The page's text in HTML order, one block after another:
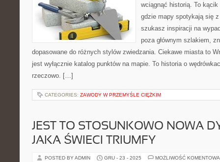
wciągnąć historią. To
gdzie mapy spotykają się
szukasz inspiracji na
poza głównym szlakiem,
dopasowane do różnych stylów zwiedzania. Ciekawe miasta to
jest wyłącznie katalog punktów na mapie. To historia o
rzeczowo. […]
CATEGORIES: ZAWODY W PRZEMYŚLE CIĘŻKIM
JEST TO STOSUNKOWO NOWA
JAKA ŚWIECI TRIUMFY
POSTED BY ADMIN GRU - 23 - 2025 MOŻLIWOŚĆ